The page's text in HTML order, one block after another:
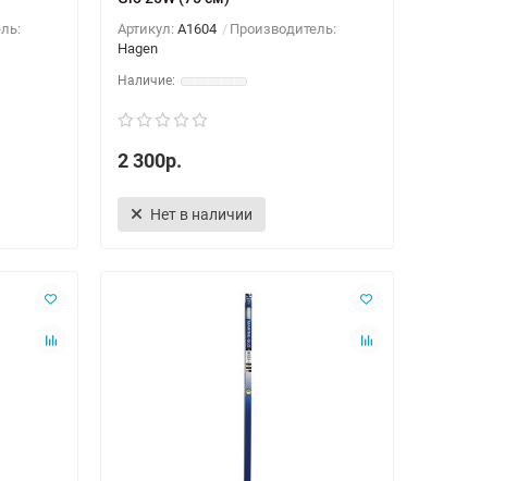
Артикул: A1604
Производитель:
Hagen
2 300р.
Нет в наличии